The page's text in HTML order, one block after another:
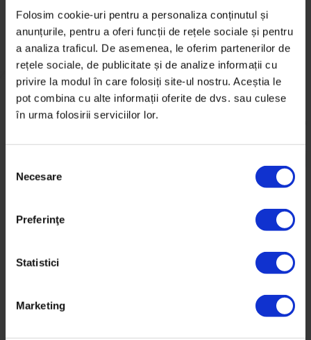
Folosim cookie-uri pentru a personaliza conținutul și
anunțurile, pentru a oferi funcții de rețele sociale și pentru
a analiza traficul. De asemenea, le oferim partenerilor de
rețele sociale, de publicitate și de analize informații cu
privire la modul în care folosiți site-ul nostru. Aceștia le
pot combina cu alte informații oferite de dvs. sau culese
în urma folosirii serviciilor lor.
Necesare
Preferinţe
Statistici
Marketing
adolescenților în legătură cu scrisul și trimisul de e-
mailuri nu se rezumă la câteva inconveniențe pe care
le considerăm amuzante și demodate. Nu e doar
vorba de faptul că Gmail mai are câte-un
glitchîn
care uneori salvează prea multe drafturi sau că nu